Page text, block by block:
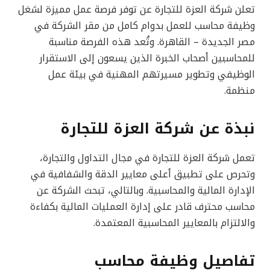
تعلن شركة العزة للتجارة عن توفر فرصة عمل مميزة لشغل
وظيفة محاسب للعمل بدوام كامل من مقر الشركة في
مصر الجديدة – القاهرة. وتُعد هذه الفرصة مناسبة
للمحاسبين أصحاب الخبرة الذين يسعون إلى الاستقرار
الوظيفي وتطوير مسيرتهم المهنية في بيئة عمل
منظمة.
نبذة عن شركة العزة للتجارة
تعمل شركة العزة للتجارة في مجال التداول والتجارة،
وتحرص على تطبيق أعلى معايير الدقة والشفافية في
الإدارة المالية والمحاسبية. وبالتالي، تبحث الشركة عن
محاسب محترف قادر على إدارة العمليات المالية بكفاءة
والالتزام بالمعايير المحاسبية المعتمدة.
تفاصيل وظيفة محاسب